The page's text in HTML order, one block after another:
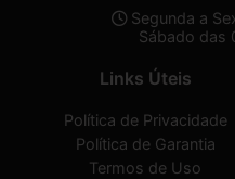
Segunda a
Sábado das
Links Úteis
Política de Privacidade
Política de Garantia
Termos de Uso